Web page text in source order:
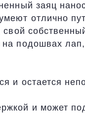
заяц
отлично
подошвах
и остается
и может